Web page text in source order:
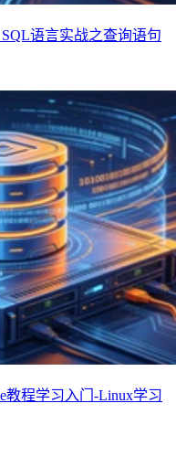
语言实战之查询语句
教程学习入门-Linux学习